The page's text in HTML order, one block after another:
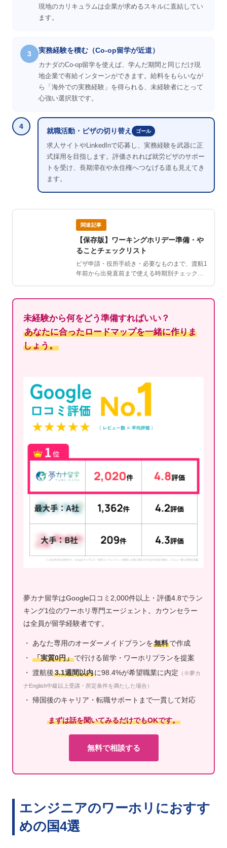
現地のカリキュラムは企業が求めるスキルに直結してい
ます。
3 実務経験を積む（Co-op留学が近道）
カナダのCo-op留学を使えば、学んだ期間と同じだけ現
地企業で有給インターンができます。給料をもらいなが
ら「海外での実務経験」を得られる、未経験者にとって
心強い選択肢です。
4
就職活動・ビザの切り替え ゴール
求人サイトやLinkedInで応募し、実務経験を武器に正
式採用を目指します。評価されれば就労ビザのサポー
トを受け、長期滞在や永住権へつなげる道も見えてき
ます。
関連記事
【保存版】ワーキングホリデー準備・や
ることチェックリスト
ビザ申請・役所手続き・必要なものまで、渡航1
年前から出発直前まで使える時期別チェックリ
未経験から何をどう準備すればいい？
あなたに合ったロードマップを一緒に作りま
しょう。
夢カナ留学はGoogle口コミ2,000件以上・評価4.8でラン
キング1位のワーホリ専門エージェント。カウンセラー
は全員が留学経験者です。
・ あなた専用のオーダーメイドプランを無料で作成
・
「実質0円」で行ける留学・ワーホリプランを提案
・ 渡航後3.1週間以内に98.4%が希望職業に内定 （※夢カ
ナEnglish中級以上受講・所定条件を満たした場合）
・ 帰国後のキャリア・転職サポートまで一貫して対応
まずは話を聞いてみるだけでもOKです。
無料で相談する
エンジニアのワーホリにおすす
めの国4選